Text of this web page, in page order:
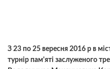
З 23 по 25 вересня 2016 р в
турнір пам'яті заслуженого